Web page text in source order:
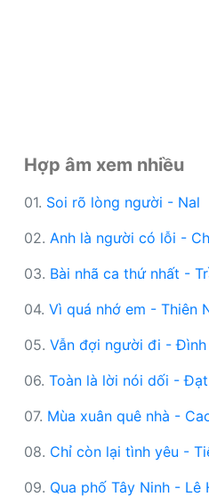
Hợp âm xem nhiều
01. Soi rõ lòng người - Nal
02. Anh là người có lỗi -
03. Bài nhã ca thứ nhất -
04. Vì quá nhớ em - Thiên
05. Vẫn đợi người đi - Đình
06. Toàn là lời nói dối -
07. Mùa xuân quê nhà -
08. Chỉ còn lại tình yêu -
09. Qua phố Tây Ninh - Lê